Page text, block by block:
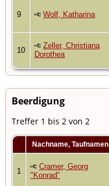
9 Wolf, Katharina
10
Zeller, Christiana
Dorothea
Beerdigung
Treffer 1 bis 2 von 2
Nachname, Taufnamen
1
Cramer, Georg
"Konrad"